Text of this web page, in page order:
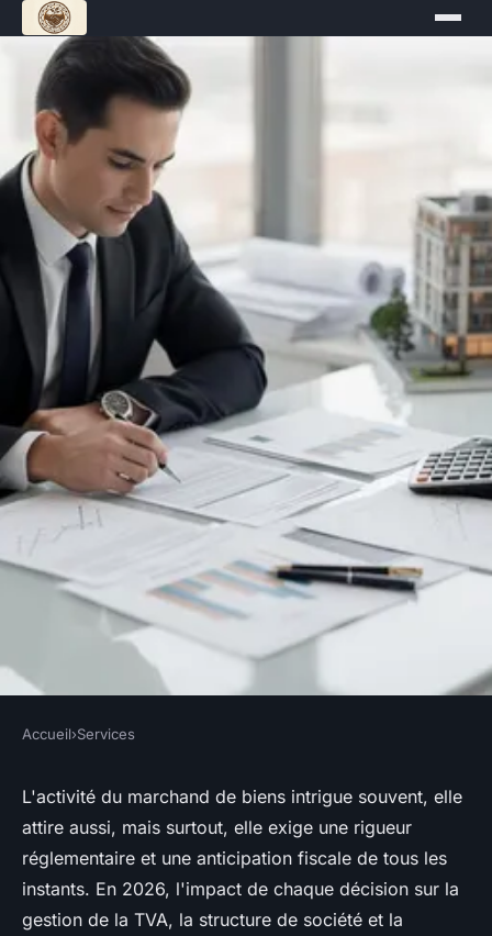
Expert-comptable marchand
de biens : les enjeux fiscaux et
réglementaires à anticiper
Anaïs•17 février 2026•10 min de lecture
Accueil›Services
L'activité du marchand de biens intrigue souvent, elle
attire aussi, mais surtout, elle exige une rigueur
réglementaire et une anticipation fiscale de tous les
instants. En 2026, l'impact de chaque décision sur la
gestion de la TVA, la structure de société et la